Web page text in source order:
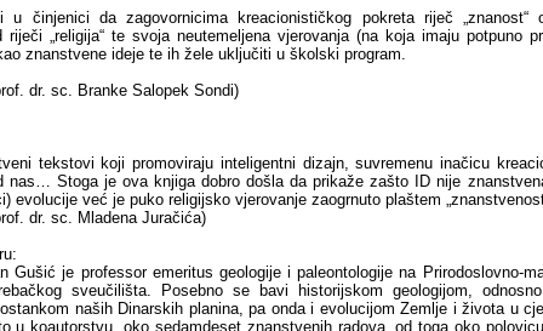
u činjenici da zagovornicima kreacionističkog pokreta riječ „znanost“
riječi „religija“ te svoja neutemeljena vjerovanja (na koja imaju potpuno
znanstvene ideje te ih žele uključiti u školski program.
dr. sc. Branke Salopek Sondi)
tekstovi koji promoviraju inteligentni dizajn, suvremenu inačicu
nas… Stoga je ova knjiga dobro došla da prikaže zašto ID nije
evolucije već je puko religijsko vjerovanje zaogrnuto plaštem
dr. sc. Mladena Juračića)
Gušić je professor emeritus geologije i paleontologije na Prirodoslovno-
sveučilišta. Posebno se bavi historijskom geologijom,
naših Dinarskih planina, pa onda i evolucijom Zemlje i života u
u koautorstvu, oko sedamdeset znanstvenih radova, od toga oko